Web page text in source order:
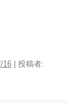
16 | 投稿者: